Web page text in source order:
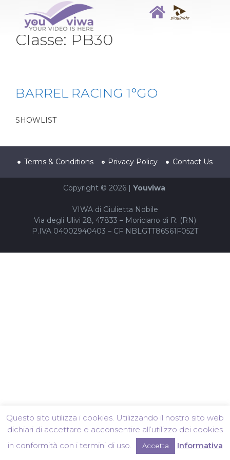
Classe: PB30
BARREL RACING 1°GO
SHOWLIST
Terms & Conditions Privacy Policy Contact Us
Copyright © 2026 | Youviwa
VIWA di Giulietta Nobile
Via degli Ulivi 28, 47833 – Moriciano di R. (RN)
P.IVA 04002940403 – CF NBLGTT86S61F052T
Questo sito utilizza i cookies. Utilizzando il nostro sito web
dichiari di accettare e acconsentire all’utilizzo dei cookies
in conformità con i termini di uso.
Accetta Informativa